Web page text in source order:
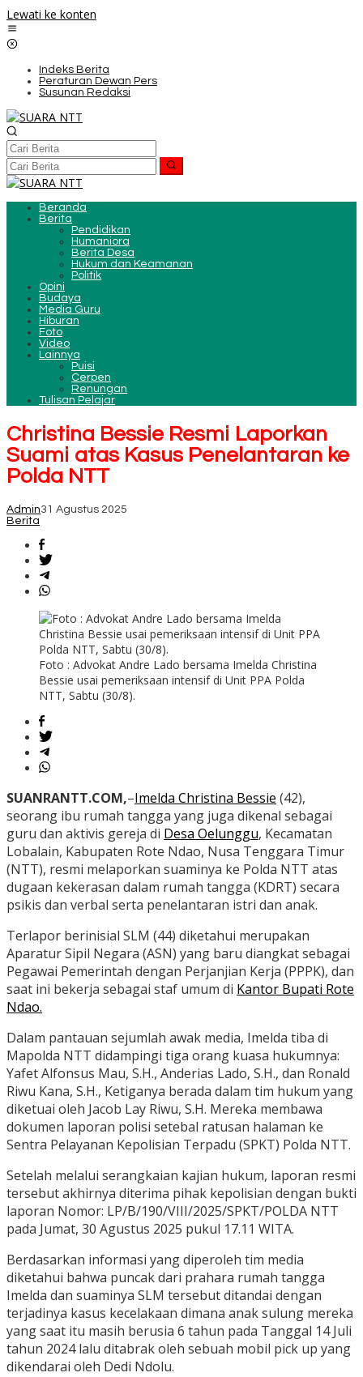
Lewati ke konten
Indeks Berita
Peraturan Dewan Pers
Susunan Redaksi
Beranda
Berita
Pendidikan
Humaniora
Berita Desa
Hukum dan Keamanan
Politik
Opini
Budaya
Media Guru
Hiburan
Foto
Video
Lainnya
Puisi
Cerpen
Renungan
Tulisan Pelajar
Christina Bessie Resmi Laporkan
Suami atas Kasus Penelantaran ke
Polda NTT
Admin31 Agustus 2025
Berita
Foto : Advokat Andre Lado bersama Imelda Christina
Bessie usai pemeriksaan intensif di Unit PPA Polda
NTT, Sabtu (30/8).
SUANRANTT.COM,–Imelda Christina Bessie (42),
seorang ibu rumah tangga yang juga dikenal sebagai
guru dan aktivis gereja di Desa Oelunggu, Kecamatan
Lobalain, Kabupaten Rote Ndao, Nusa Tenggara Timur
(NTT), resmi melaporkan suaminya ke Polda NTT atas
dugaan kekerasan dalam rumah tangga (KDRT) secara
psikis dan verbal serta penelantaran istri dan anak.
Terlapor berinisial SLM (44) diketahui merupakan
Aparatur Sipil Negara (ASN) yang baru diangkat sebagai
Pegawai Pemerintah dengan Perjanjian Kerja (PPPK), dan
saat ini bekerja sebagai staf umum di Kantor Bupati Rote
Ndao.
Dalam pantauan sejumlah awak media, Imelda tiba di
Mapolda NTT didampingi tiga orang kuasa hukumnya:
Yafet Alfonsus Mau, S.H., Anderias Lado, S.H., dan Ronald
Riwu Kana, S.H., Ketiganya berada dalam tim hukum yang
diketuai oleh Jacob Lay Riwu, S.H. Mereka membawa
dokumen laporan polisi setebal ratusan halaman ke
Sentra Pelayanan Kepolisian Terpadu (SPKT) Polda NTT.
Setelah melalui serangkaian kajian hukum, laporan resmi
tersebut akhirnya diterima pihak kepolisian dengan bukti
laporan Nomor: LP/B/190/VIII/2025/SPKT/POLDA NTT
pada Jumat, 30 Agustus 2025 pukul 17.11 WITA.
Berdasarkan informasi yang diperoleh tim media
diketahui bahwa puncak dari prahara rumah tangga
Imelda dan suaminya SLM tersebut ditandai dengan
terjadinya kasus kecelakaan dimana anak sulung mereka
yang saat itu masih berusia 6 tahun pada Tanggal 14 Juli
tahun 2024 lalu ditabrak oleh sebuah mobil pick up yang
dikendarai oleh Dedi Ndolu.